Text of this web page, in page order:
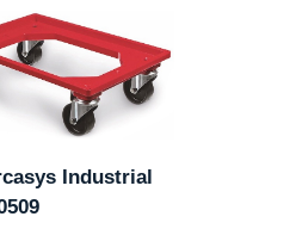
Industrial